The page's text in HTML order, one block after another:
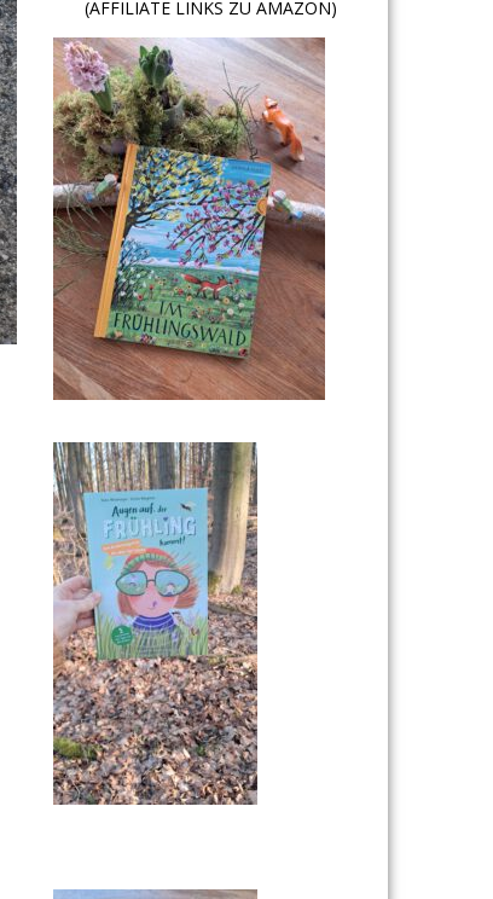
(AFFILIATE LINKS ZU AMAZON)